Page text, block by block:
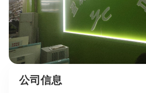
洋溪人才网┃快印人才网
┃—【官网】
洋溪信息港┃文印小镇┃洋溪人才网┃快印人
才网┃—【官网】
公司信息